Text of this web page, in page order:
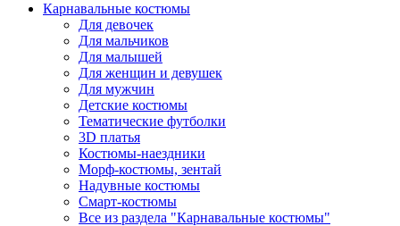
Карнавальные костюмы
Для девочек
Для мальчиков
Для малышей
Для женщин и девушек
Для мужчин
Детские костюмы
Тематические футболки
3D платья
Костюмы-наездники
Морф-костюмы, зентай
Надувные костюмы
Смарт-костюмы
Все из раздела "Карнавальные костюмы"